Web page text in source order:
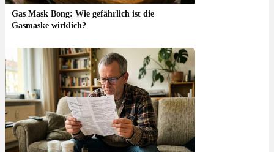
Gas Mask Bong: Wie gefährlich ist die
Gasmaske wirklich?